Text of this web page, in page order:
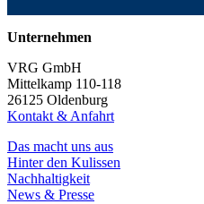
Unternehmen
VRG GmbH
Mittelkamp 110-118
26125 Oldenburg
Kontakt & Anfahrt
Das macht uns aus
Hinter den Kulissen
Nachhaltigkeit
News & Presse